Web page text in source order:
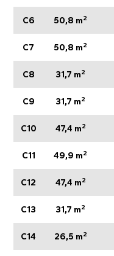
C6 50,8 m2
C7 50,8 m2
C8 31,7 m2
C9 31,7 m2
C10 47,4 m2
C11 49,9 m2
C12 47,4 m2
C13 31,7 m2
C14 26,5 m2